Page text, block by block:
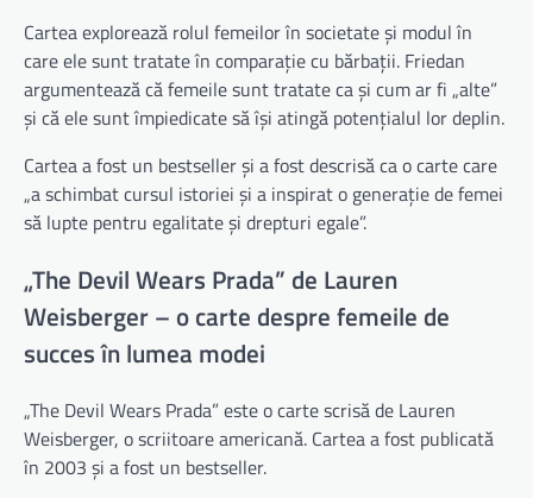
Cartea explorează rolul femeilor în societate și modul în
care ele sunt tratate în comparație cu bărbații. Friedan
argumentează că femeile sunt tratate ca și cum ar fi „alte”
și că ele sunt împiedicate să își atingă potențialul lor deplin.
Cartea a fost un bestseller și a fost descrisă ca o carte care
„a schimbat cursul istoriei și a inspirat o generație de femei
să lupte pentru egalitate și drepturi egale”.
„The Devil Wears Prada” de Lauren
Weisberger – o carte despre femeile de
succes în lumea modei
„The Devil Wears Prada” este o carte scrisă de Lauren
Weisberger, o scriitoare americană. Cartea a fost publicată
în 2003 și a fost un bestseller.